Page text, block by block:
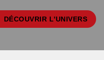
DÉCOUVRIR L'UNIVERS